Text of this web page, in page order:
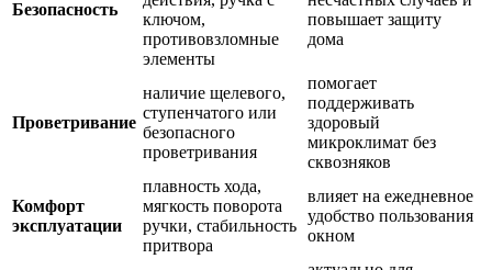
Безопасность
ключом,
противовзломные
элементы
повышает защиту
дома
Проветривание
наличие щелевого,
ступенчатого или
безопасного
проветривания
помогает
поддерживать
здоровый
микроклимат без
сквозняков
Комфорт
эксплуатации
плавность хода,
мягкость поворота
ручки, стабильность
притвора
влияет на ежедневное
удобство пользования
окном